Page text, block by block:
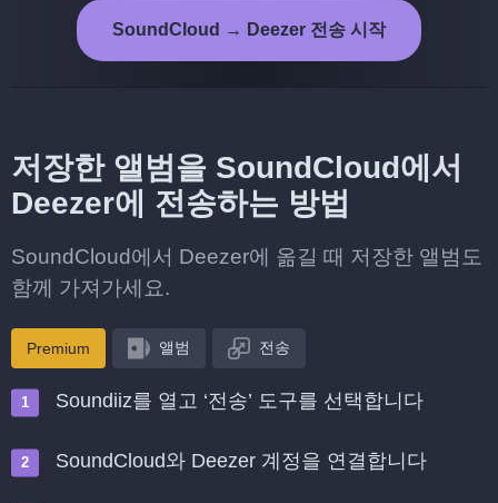
SoundCloud → Deezer 전송 시작
저장한 앨범을 SoundCloud에서
Deezer에 전송하는 방법
SoundCloud에서 Deezer에 옮길 때 저장한 앨범도
함께 가져가세요.
Premium 앨범 전송
Soundiiz를 열고 ‘전송’ 도구를 선택합니다
SoundCloud와 Deezer 계정을 연결합니다